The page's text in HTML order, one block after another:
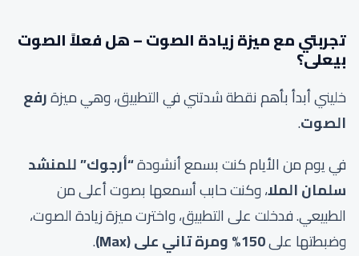
تجربتي مع ميزة زيادة الصوت – هل فعلاً الصوت
بيعلى؟
خليني أبدأ بأهم نقطة شدتني في التطبيق، وهي ميزةرفع
الصوت.
في يوم من الأيام كنت بسمع أنشودة“أرجوك” للمنشد
سلمان الملا، وكنت حابب أسمعها بصوت أعلى من
الطبيعي. فدخلت على التطبيق، واخترت ميزة زيادة الصوت،
وضبطتها على150% ومرة تاني على (Max) .